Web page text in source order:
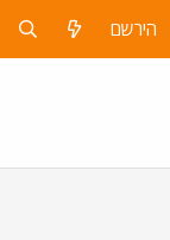
הירשם